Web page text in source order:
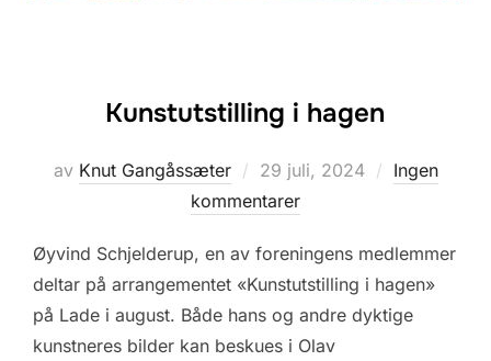
Kunstutstilling i hagen
av Knut Gangåssæter
Posted
on
29 juli, 2024
Ingen
kommentarer
Øyvind Schjelderup, en av foreningens medlemmer
deltar på arrangementet «Kunstutstilling i hagen»
på Lade i august. Både hans og andre dyktige
kunstneres bilder kan beskues i Olav